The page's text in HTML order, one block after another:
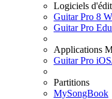
Logiciels
Guitar Pro 8
Guitar Pro
Applications
Guitar Pro
Partitions
MySongBook